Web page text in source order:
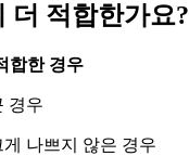
더 적합한가요?
합한 경우
경우
나쁘지 않은 경우